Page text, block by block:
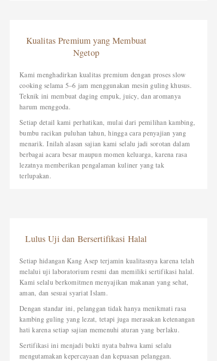
Kualitas Premium yang Membuat
Ngetop
Kami menghadirkan kualitas premium dengan proses slow
cooking selama 5–6 jam menggunakan mesin guling khusus.
Teknik ini membuat daging empuk, juicy, dan aromanya
harum menggoda.
Setiap detail kami perhatikan, mulai dari pemilihan kambing,
bumbu racikan puluhan tahun, hingga cara penyajian yang
menarik. Inilah alasan sajian kami selalu jadi sorotan dalam
berbagai acara besar maupun momen keluarga, karena rasa
lezatnya memberikan pengalaman kuliner yang tak
terlupakan.
Lulus Uji dan Bersertifikasi Halal
Setiap hidangan Kang Asep terjamin kualitasnya karena telah
melalui uji laboratorium resmi dan memiliki sertifikasi halal.
Kami selalu berkomitmen menyajikan makanan yang sehat,
aman, dan sesuai syariat Islam.
Dengan standar ini, pelanggan tidak hanya menikmati rasa
kambing guling yang lezat, tetapi juga merasakan ketenangan
hati karena setiap sajian memenuhi aturan yang berlaku.
Sertifikasi ini menjadi bukti nyata bahwa kami selalu
mengutamakan kepercayaan dan kepuasan pelanggan.